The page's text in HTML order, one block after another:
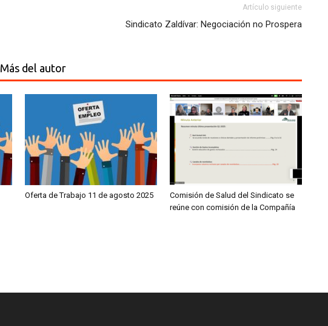
Artículo siguiente
Sindicato Zaldívar: Negociación no Prospera
Más del autor
Oferta de Trabajo 11 de agosto 2025
Comisión de Salud del Sindicato se
reúne con comisión de la Compañía